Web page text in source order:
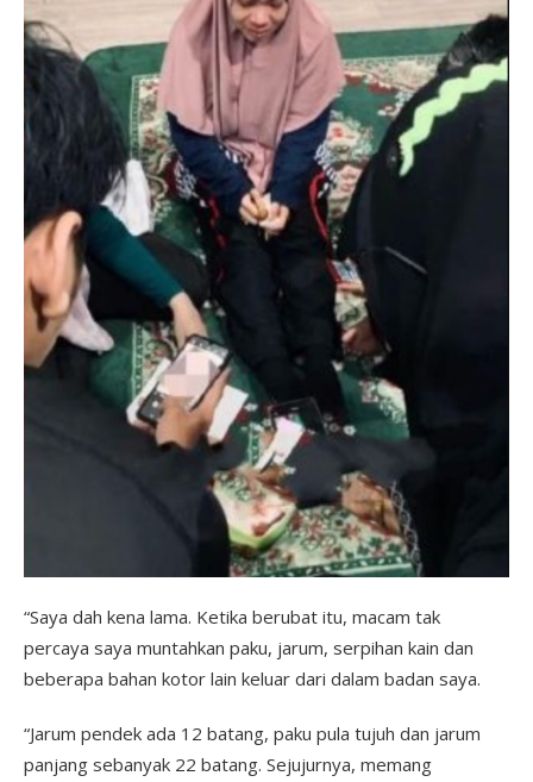
“Saya dah kena lama. Ketika berubat itu, macam tak
percaya saya muntahkan paku, jarum, serpihan kain dan
beberapa bahan kotor lain keluar dari dalam badan saya.
“Jarum pendek ada 12 batang, paku pula tujuh dan jarum
panjang sebanyak 22 batang. Sejujurnya, memang